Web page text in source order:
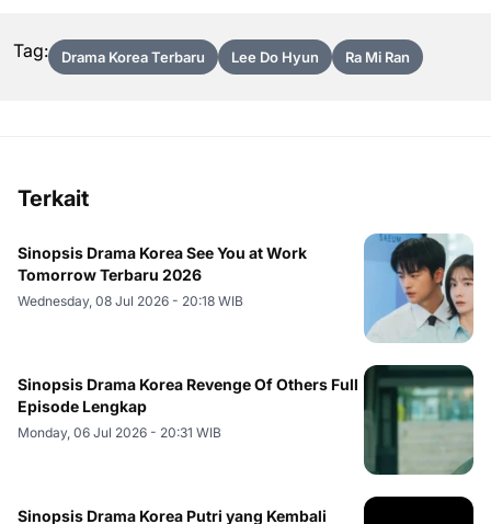
Tag: Drama Korea Terbaru Lee Do Hyun Ra Mi Ran
Terkait
Sinopsis Drama Korea See You at Work
Tomorrow Terbaru 2026
Wednesday, 08 Jul 2026 - 20:18 WIB
Sinopsis Drama Korea Revenge Of Others Full
Episode Lengkap
Monday, 06 Jul 2026 - 20:31 WIB
Sinopsis Drama Korea Putri yang Kembali